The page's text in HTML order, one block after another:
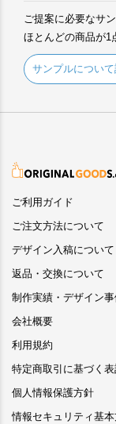
ご提案に必要なサ
ほとんどの商品が1
サンプルについ
ご利用ガイド
ご注文方法について
デザイン入稿について
返品・交換について
制作実績・デザイン事
会社概要
利用規約
特定商取引に基づく
個人情報保護方針
情報セキュリティ基